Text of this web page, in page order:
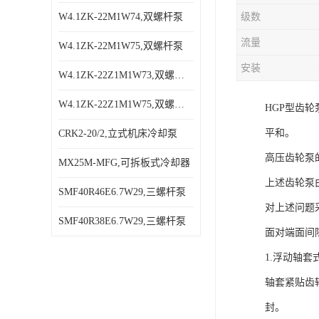
W4.1ZK-22M1W74,双螺杆泵
W4.1ZK-22M1W75,双螺杆泵
W4.1ZK-22Z1M1W73,双螺杆泵
W4.1ZK-22Z1M1W75,双螺杆泵
CRK2-20/2,立式机床冷却泵
MX25M-MFG,可拆板式冷却器
SMF40R46E6.7W29,三螺杆泵
SMF40R38E6.7W29,三螺杆泵
级数
流量
安装
HGP型齿轮
平和。
高压齿轮泵
上述齿轮
对上述问题
面对端面间
1.浮动轴套
轴套紧贴齿
封。